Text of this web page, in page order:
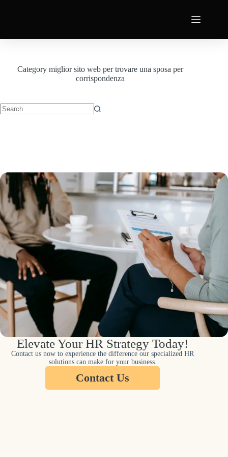
Category miglior sito web per trovare una sposa per
corrispondenza
Elevate Your HR Strategy Today!
Contact us now to experience the difference our specialized HR
solutions can make for your business.
Contact Us